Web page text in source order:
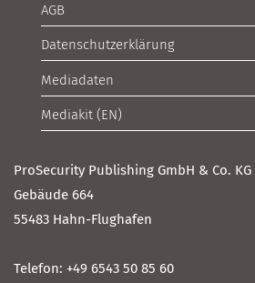
AGB
Datenschutzerklärung
Mediadaten
Mediakit (EN)
ProSecurity Publishing GmbH & Co. KG
Gebäude 664
55483 Hahn-Flughafen
Telefon: +49 6543 50 85 60